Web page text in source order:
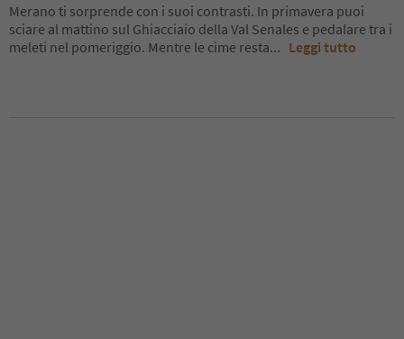
Merano ti sorprende con i suoi contrasti. In primavera puoi
sciare al mattino sul Ghiacciaio della Val Senales e pedalare tra i
meleti nel pomeriggio. Mentre le cime resta... Leggi tutto